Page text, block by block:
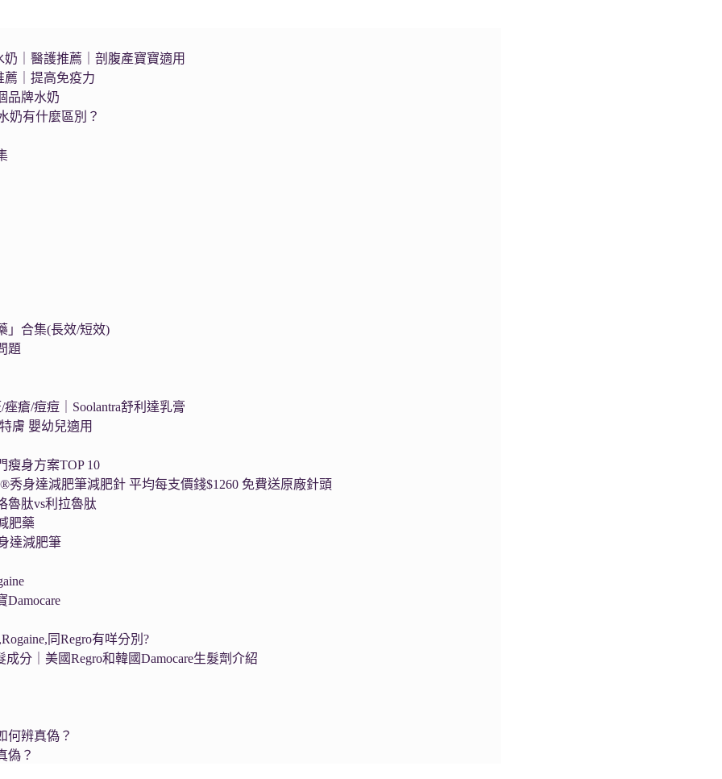
奶｜醫護推薦｜剖腹產寶寶適用
薦｜提高免疫力
品牌水奶
奶有什麼區別？
」合集(長效/短效)
題
瘡/痘痘｜Soolantra舒利達乳膏
膚 嬰幼兒適用
瘦身方案TOP 10
秀身達減肥筆減肥針 平均每支價錢$1260 免費送原廠針頭
魯肽vs利拉魯肽
肥藥
達減肥筆
同Regro有咩分別?
分｜美國Regro和韓國Damocare生髮劑介紹
何辨真偽？
偽？